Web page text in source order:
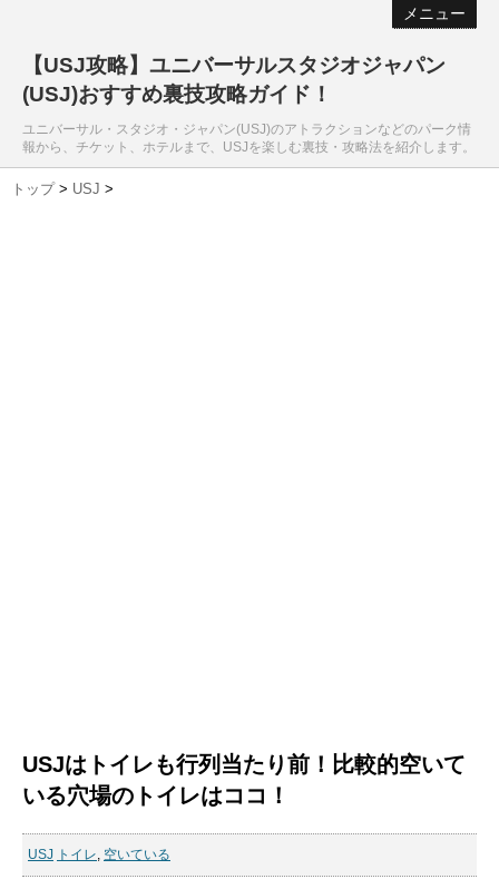
メニュー
【USJ攻略】ユニバーサルスタジオジャパン
(USJ)おすすめ裏技攻略ガイド！
ユニバーサル・スタジオ・ジャパン(USJ)のアトラクションなどのパーク情
報から、チケット、ホテルまで、USJを楽しむ裏技・攻略法を紹介します。
トップ > USJ >
USJはトイレも行列当たり前！比較的空いて
いる穴場のトイレはココ！
USJ トイレ, 空いている